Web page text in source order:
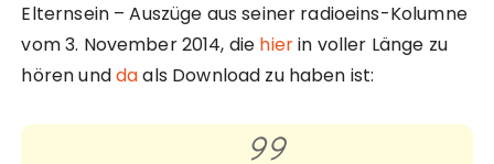
Elternsein – Auszüge aus seiner radioeins-Kolumne
vom 3. November 2014, die hierin voller Länge zu
hören unddaals Download zu haben ist: